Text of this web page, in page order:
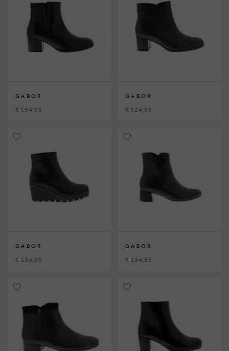
GABOR
€ 154,95
GABOR
€ 124,95
GABOR
€ 134,95
GABOR
€ 134,95